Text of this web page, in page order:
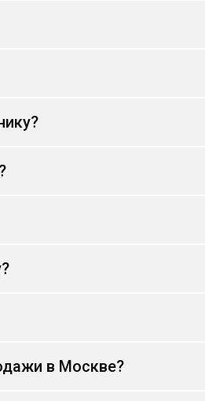
в Москве?